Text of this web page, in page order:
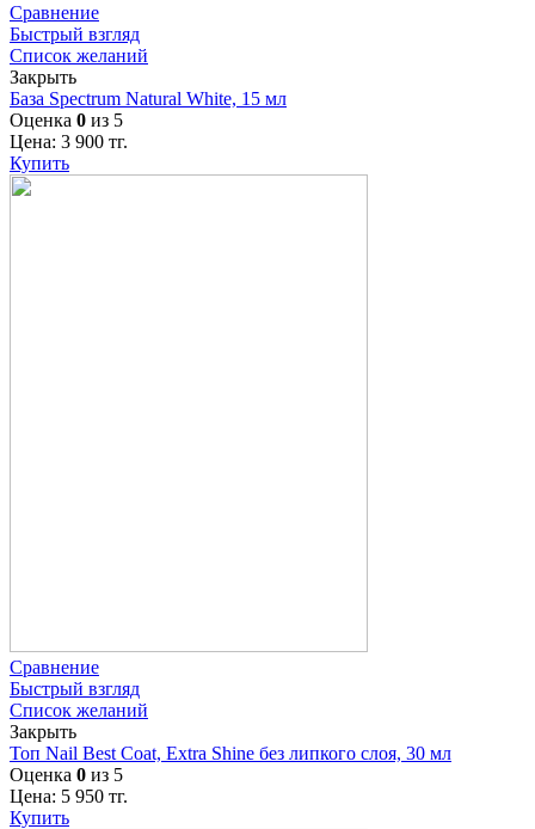
Сравнение
Быстрый взгляд
Список желаний
Закрыть
База Spectrum Natural White, 15 мл
Оценка 0 из 5
Цена: 3 900 тг.
Купить
Сравнение
Быстрый взгляд
Список желаний
Закрыть
Топ Nail Best Coat, Extra Shine без липкого слоя, 30 мл
Оценка 0 из 5
Цена: 5 950 тг.
Купить